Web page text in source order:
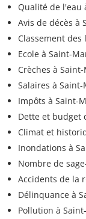
Qualité de l'eau
Avis de décès à
Classement
Ecole à Saint-
Crèches à
Salaires à
Impôts à Saint-
Dette et budget
Climat et
Inondations à
Nombre de
Accidents de la
Délinquance à
Pollution à